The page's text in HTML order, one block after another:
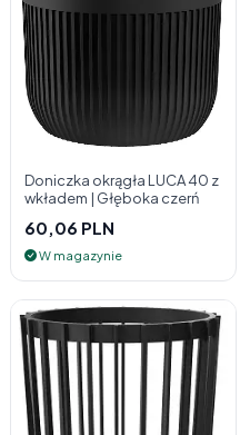
Doniczka okrągła LUCA 40 z
wkładem | Głęboka czerń
60,06 PLN
W magazynie